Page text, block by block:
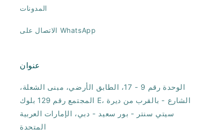
المدونات
الاتصال على WhatsApp
عنوان
الوحدة رقم 9 - 17، الطابق الأرضي، مبنى الشعلة،
المجتمع رقم 129 بلوك E، الشارع - بالقرب من ديرة
سيتي سنتر - بور سعيد - دبي، الإمارات العربية